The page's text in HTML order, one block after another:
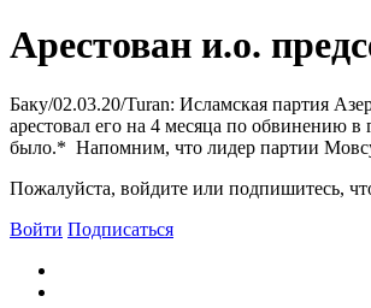
Арестован и.о.
Баку/02.03.20/Turan: Исламская партия
арестовал его на 4 месяца по обвинению
было.* Напомним, что лидер партии
Пожалуйста, войдите или подпишитесь,
Войти Подписаться